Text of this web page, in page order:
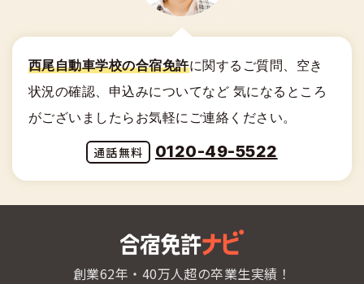
西尾自動車学校の合宿免許に関する ご質問、空き
状況の確認、申込みについてなど 気になるところ
がございましたらお気軽にご連絡ください。
0120-49-5522
創業62年・40万人超の卒業生実績！